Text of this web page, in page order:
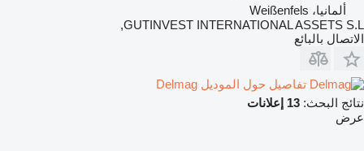
ألمانيا، Weißenfels
GUTINVEST INTERNATIONAL ASSETS S.L,
الاتصال بالبائع
تفاصيل حول الموديل Delmag
نتائج البحث: 13 إعلانات
عرض